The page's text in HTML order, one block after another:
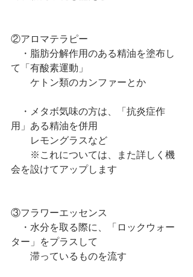
②アロマテラピー
・脂肪分解作用のある精油を塗布し
て「有酸素運動」
ケトン類のカンファーとか
・メタボ気味の方は、「抗炎症作
用」ある精油を併用
レモングラスなど
※これについては、また詳しく機
会を設けてアップします
③フラワーエッセンス
・水分を取る際に、「ロックウォー
ター」をプラスして
滞っているものを流す